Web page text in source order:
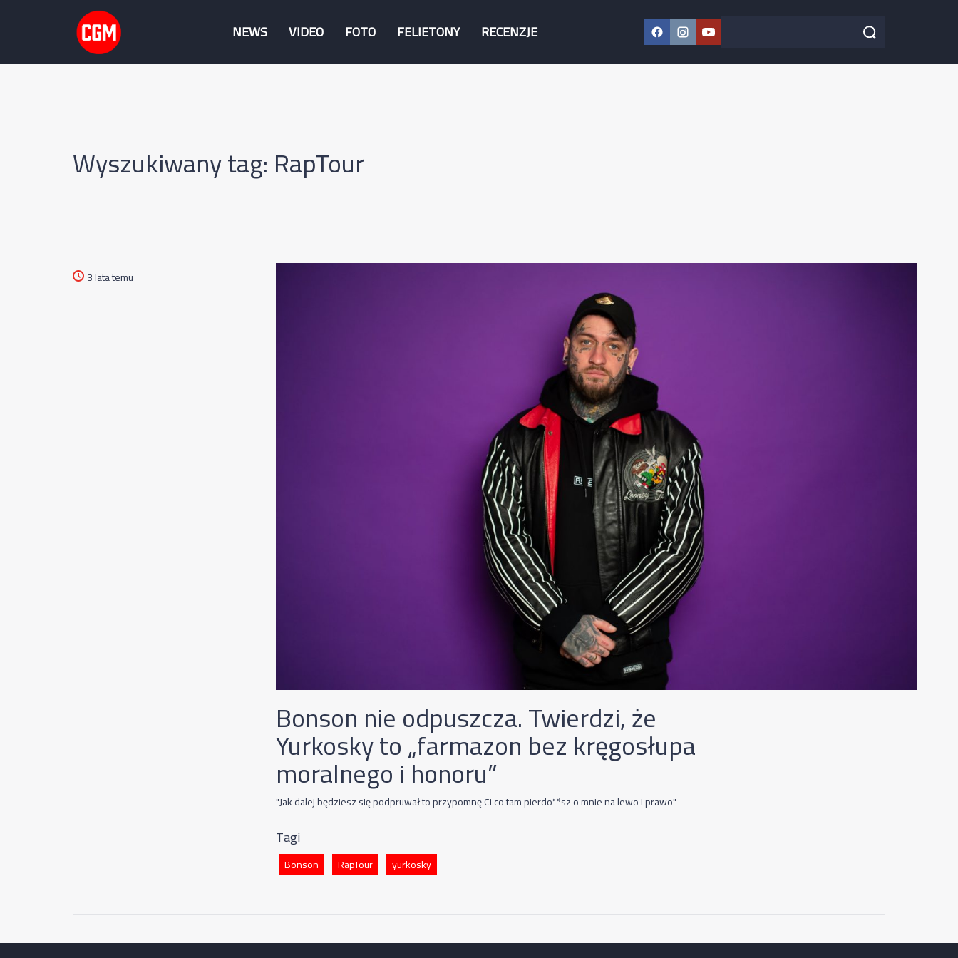
NEWS VIDEO FOTO FELIETONY RECENZJE Facebook
Instagram
YouTube
Szukaj w serwisie Szukaj
Wyszukiwany tag: RapTour
3 lata temu
Bonson nie odpuszcza. Twierdzi, że
Yurkosky to „farmazon bez kręgosłupa
moralnego i honoru”
"Jak dalej będziesz się podpruwał to przypomnę Ci co tam pierdo**sz o mnie na lewo i prawo"
Tagi
Bonson RapTour yurkosky